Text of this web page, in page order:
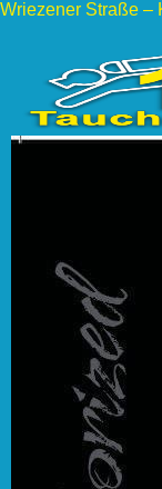
Wriezener Straße –